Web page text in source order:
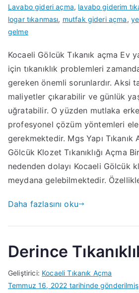
Lavabo gideri açma, lavabo giderim
logar tıkanması, mutfak gideri açma,
gelme
Kocaeli Gölcük Tıkanık açma Ev
için tıkanıklık problemleri
gereken önemli sorunlardır. Aksi
maliyetler çıkarabilir ve günlük
uğratabilir. O yüzden mutlaka
profesyonel çözüm yöntemleri ele
gerekmektedir. Mgs Yapı Tıkanık
Gölcük Klozet Tıkanıklığı Açma
nedenden dolayı Kocaeli Gölcük
meydana gelebilmektedir.
Daha fazlasını oku
Derince
Geliştirici: Kocaeli Tıkanık Açma
Temmuz 16, 2022 tarihinde gönderilmiş